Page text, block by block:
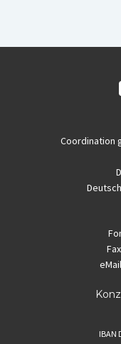
Coordination
Fax
eMail
IBAN